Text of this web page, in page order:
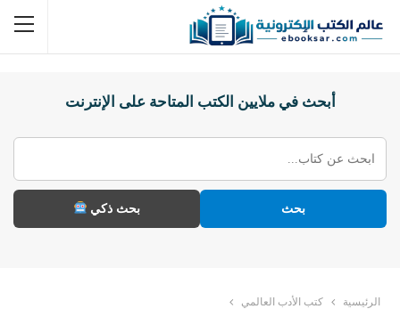
أبحث في ملايين الكتب المتاحة على الإنترنت
بحث بحث ذكي
الرئيسية كتب الأدب العالمي